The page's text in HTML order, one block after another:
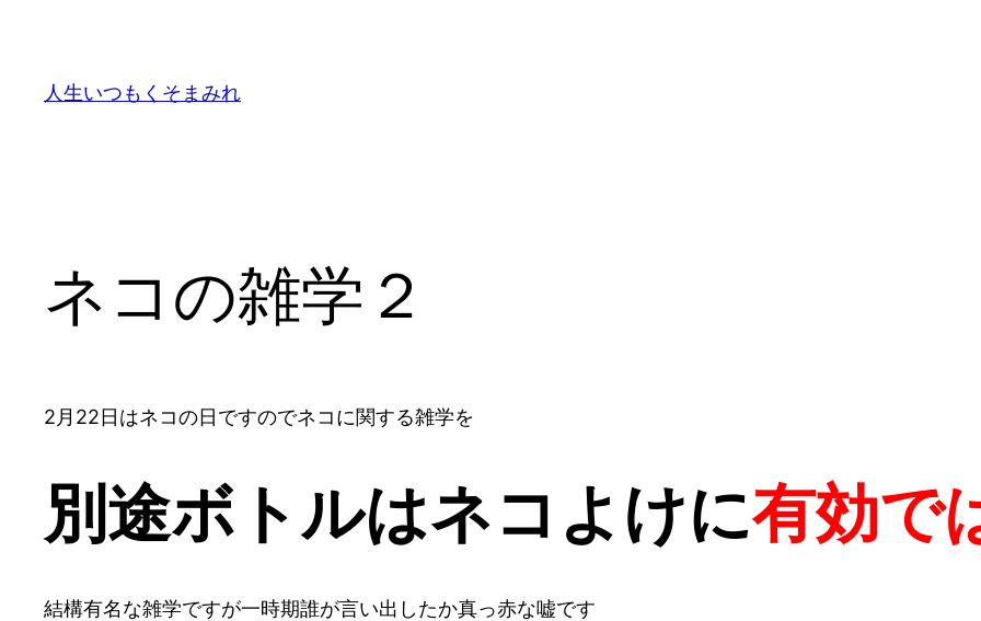
人生いつもくそまみれ
ネコの雑学２
2月22日はネコの日ですのでネコに関する雑学を
別途ボトルはネコよけに有効で
結構有名な雑学ですが一時期誰が言い出したか真っ赤な嘘です